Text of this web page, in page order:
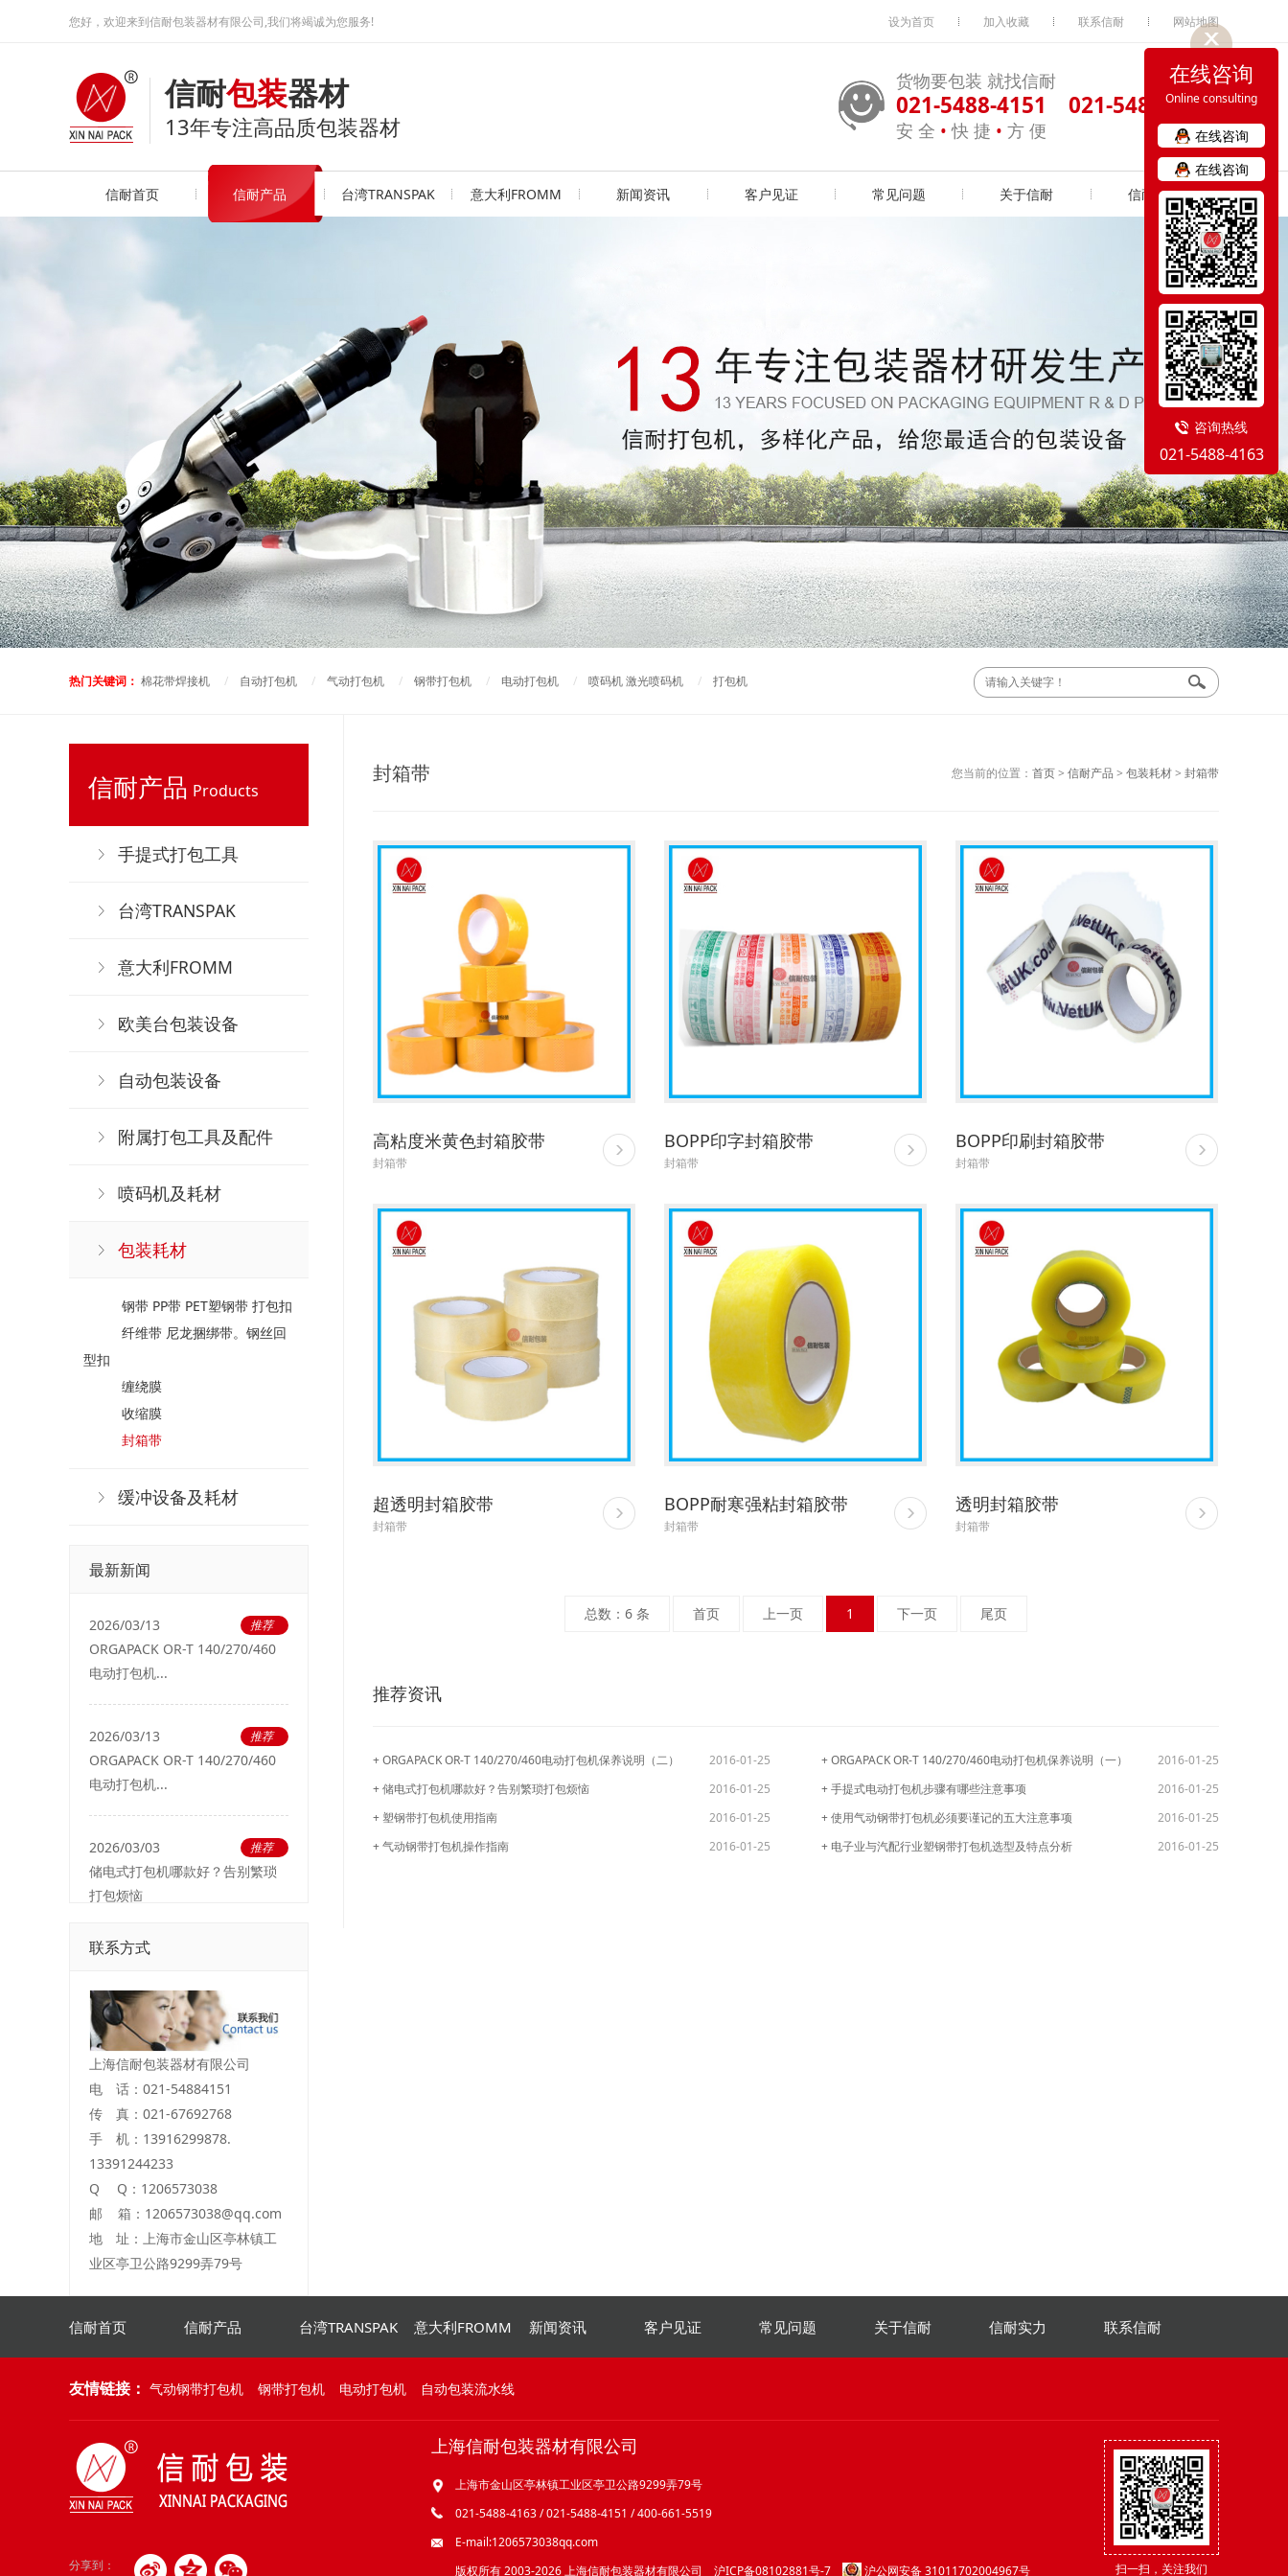
您好，欢迎来到信耐包装器材有限公司,我们将竭诚为您服务! 设为首页 加入收藏 联系信耐 网站地图
信耐包装器材
13年专注高品质包装器材
货物要包装 就找信耐
021-5488-4151 021-5488-4163
安 全 • 快 捷 • 方 便
信耐首页 信耐产品 台湾TRANSPAK 意大利FROMM 新闻资讯 客户见证 常见问题 关于信耐 信耐实力
热门关键词： 棉花带焊接机 / 自动打包机 / 气动打包机 / 钢带打包机 / 电动打包机 / 喷码机 激光喷码机 / 打包机
信耐产品 Products
手提式打包工具
台湾TRANSPAK
意大利FROMM
欧美台包装设备
自动包装设备
附属打包工具及配件
喷码机及耗材
包装耗材
钢带 PP带 PET塑钢带 打包扣
纤维带 尼龙捆绑带。钢丝回
型扣
缠绕膜
收缩膜
封箱带
缓冲设备及耗材
最新新闻
推荐
2026/03/13
ORGAPACK OR-T 140/270/460
电动打包机...
推荐
2026/03/13
ORGAPACK OR-T 140/270/460
电动打包机...
推荐
2026/03/03
储电式打包机哪款好？告别繁琐
打包烦恼
联系方式
上海信耐包装器材有限公司
电 话：021-54884151
传 真：021-67692768
手 机：13916299878.
13391244233
Q Q：1206573038
邮 箱：1206573038@qq.com
地 址：上海市金山区亭林镇工
业区亭卫公路9299弄79号
您当前的位置： 首页> 信耐产品 > 包装耗材> 封箱带
封箱带
高粘度米黄色封箱胶带
封箱带
BOPP印字封箱胶带
封箱带
BOPP印刷封箱胶带
封箱带
超透明封箱胶带
封箱带
BOPP耐寒强粘封箱胶带
封箱带
透明封箱胶带
封箱带
总数：6 条 首页 上一页 1 下一页 尾页
推荐资讯
2016-01-25
+ ORGAPACK OR-T 140/270/460电动打包机保养说明（二） 2016-01-25
+ ORGAPACK OR-T 140/270/460电动打包机保养说明（一）
2016-01-25
+ 储电式打包机哪款好？告别繁琐打包烦恼 2016-01-25
+ 手提式电动打包机步骤有哪些注意事项
2016-01-25
+ 塑钢带打包机使用指南 2016-01-25
+ 使用气动钢带打包机必须要谨记的五大注意事项
2016-01-25
+ 气动钢带打包机操作指南 2016-01-25
+ 电子业与汽配行业塑钢带打包机选型及特点分析
信耐首页 信耐产品 台湾TRANSPAK 意大利FROMM 新闻资讯 客户见证 常见问题 关于信耐 信耐实力 联系信耐
友情链接： 气动钢带打包机 钢带打包机 电动打包机 自动包装流水线
扫一扫，关注我们
分享到：
上海信耐包装器材有限公司
上海市金山区亭林镇工业区亭卫公路9299弄79号
021-5488-4163 / 021-5488-4151 / 400-661-5519
E-mail:1206573038qq.com
版权所有 2003-2026 上海信耐包装器材有限公司 沪ICP备08102881号-7 沪公网安备 31011702004967号
在线咨询
Online consulting
在线咨询
在线咨询
咨询热线
021-5488-4163